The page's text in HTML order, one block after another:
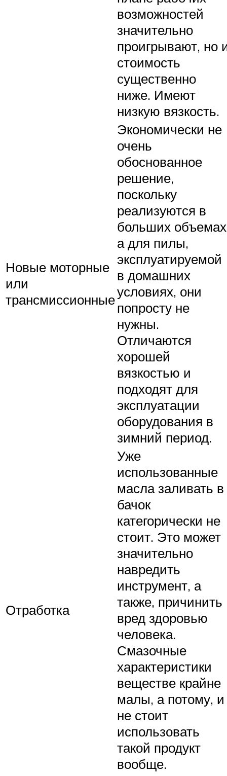
возможностей
значительно
проигрывают, но
стоимость
существенно
ниже. Имеют
низкую вязкость.
Новые моторные
или
трансмиссионные
Экономически не
очень
обоснованное
решение,
поскольку
реализуются в
больших
а для пилы,
эксплуатируемой
в домашних
условиях, они
попросту не
нужны.
Отличаются
хорошей
вязкостью и
подходят для
эксплуатации
оборудования в
зимний период.
Отработка
Уже
использованные
масла заливать в
бачок
категорически не
стоит. Это может
значительно
навредить
инструмент, а
также, причинить
вред здоровью
человека.
Смазочные
характеристики
веществе крайне
малы, а потому, и
не стоит
использовать
такой продукт
вообще.